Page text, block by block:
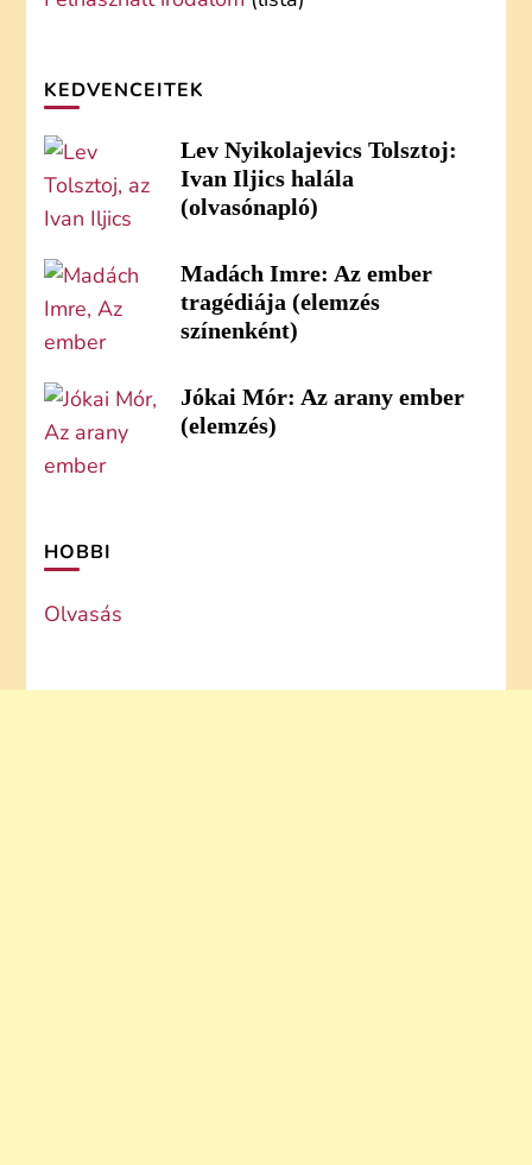
KEDVENCEITEK
Lev Nyikolajevics Tolsztoj:
Ivan Iljics halála
(olvasónapló)
Madách Imre: Az ember
tragédiája (elemzés
színenként)
Jókai Mór: Az arany ember
(elemzés)
HOBBI
Olvasás